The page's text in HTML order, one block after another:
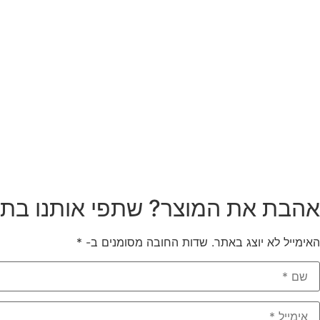
אהבת את המוצר? שתפי אותנו
האימייל לא יוצג באתר. שדות החובה מסומנים ב- *